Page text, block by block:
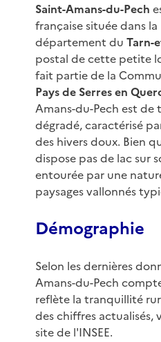
Saint-Amans-du-Pech
française située dans la
département du Tarn-
postal de cette petite
fait partie de la
Pays de Serres en
Amans-du-Pech est de
dégradé, caractérisé
des hivers doux. Bien
dispose pas de lac sur
entourée par une
paysages vallonnés
Démographie
Selon les dernières
Amans-du-Pech
reflète la tranquillité
des chiffres actualisés,
site de l'INSEE.